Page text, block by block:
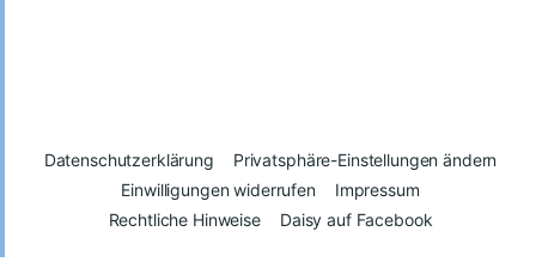
Datenschutzerklärung
Privatsphäre-Einstellungen ändern
Einwilligungen widerrufen
Impressum
Rechtliche Hinweise
Daisy auf Facebook